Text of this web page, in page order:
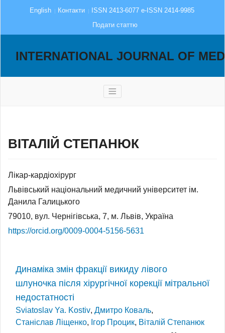
English Контакти
ISSN 2413-6077 e-ISSN 2414-9985
Подати статтю
INTERNATIONAL JOURNAL OF
ВІТАЛІЙ СТЕПАНЮК
Лікар-кардіохірург
Львівський національний медичний університет ім.
Данила Галицького
79010, вул. Чернігівська, 7, м. Львів, Україна
https://orcid.org/0009-0004-5156-5631
Динаміка змін фракції викиду лівого
шлуночка після хірургічної корекції мітральної
недостатності
Sviatoslav Ya. Kostiv, Дмитро Коваль,
Станіслав Ліщенко, Ігор Процик, Віталій Степанюк